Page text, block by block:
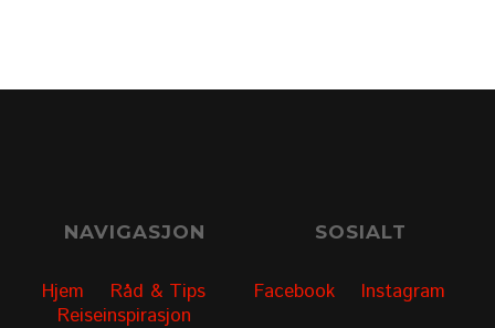
NAVIGASJON
Hjem
Råd & Tips
Reiseinspirasjon
SOSIALT
Facebook Instagram